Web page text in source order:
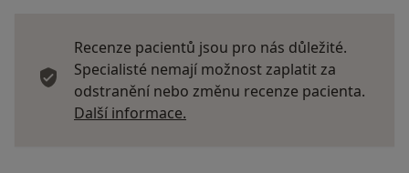
Recenze pacientů jsou pro nás důležité.
Specialisté nemají možnost zaplatit za
odstranění nebo změnu recenze pacienta.
Další informace.